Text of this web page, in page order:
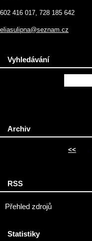
602 416 017, 728 185 642
eliasulipna@seznam.cz
Vyhledávání
Archiv
<<
RSS
Přehled zdrojů
Statistiky